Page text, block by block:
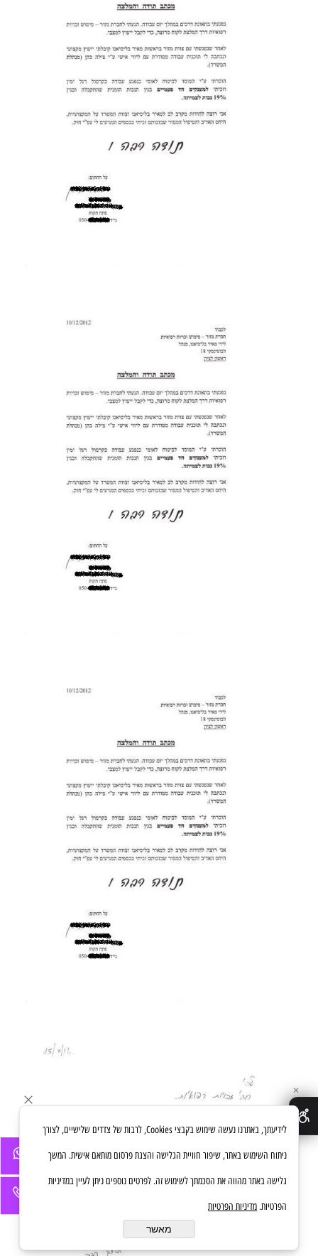
✕
לידיעתך, באתרנו נעשה שימוש בקבצי Cookies, לרבות של צדדים שלישיים, לצורך
ניתוח השימוש באתר, שיפור חוויית הגלישה והצגת פרסום מותאם אישית. המשך
גלישה באתר מהווה את הסכמתך לשימוש זה. לפרטים נוספים ניתן לעיין במדיניות
הפרטיות. מדיניות הפרטיות
מאשר